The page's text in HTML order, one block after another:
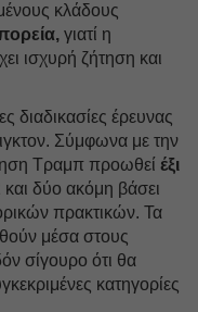
κλάδους
γιατί η
ισχυρή ζήτηση και
διαδικασίες έρευνας
Σύμφωνα με την
Τραμπ προωθεί έξι
δύο ακόμη βάσει
πρακτικών. Τα
μέσα στους
σίγουρο ότι θα
κατηγορίες